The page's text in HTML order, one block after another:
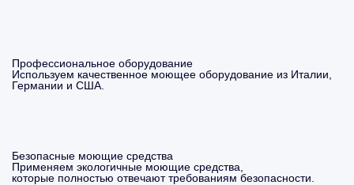
Профессиональное оборудование
Используем качественное моющее оборудование из Италии,
Германии и США.
Безопасные моющие средства
Применяем экологичные моющие средства,
которые полностью отвечают требованиям безопасности.